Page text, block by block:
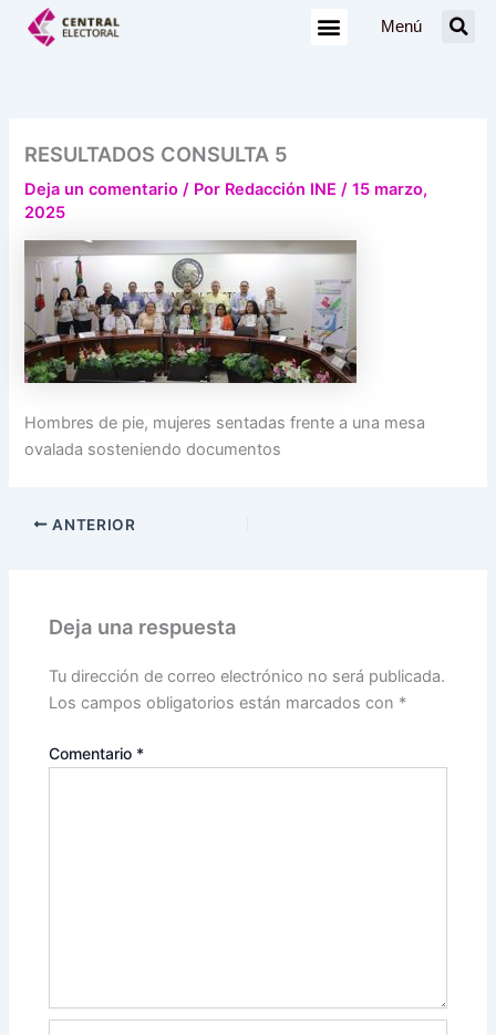
Menú
RESULTADOS CONSULTA 5
Deja un comentario / Por Redacción INE/15 marzo,
2025
Hombres de pie, mujeres sentadas frente a una mesa
ovalada sosteniendo documentos
ANTERIOR
Deja una respuesta
Tu dirección de correo electrónico no será publicada.
Los campos obligatorios están marcados con *
Comentario *